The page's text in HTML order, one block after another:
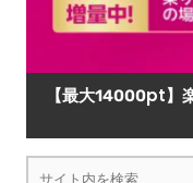
【最大14000pt】